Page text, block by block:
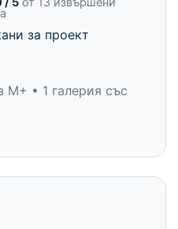
за проект
M+ • 1 галерия със